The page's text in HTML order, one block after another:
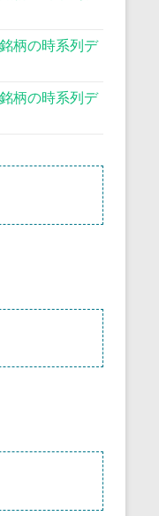
柄の時系列デ
柄の時系列デ